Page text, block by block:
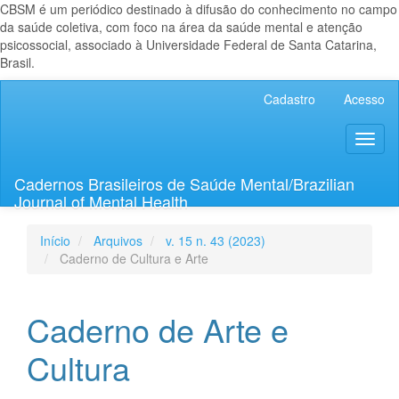
CBSM é um periódico destinado à difusão do conhecimento no campo
da saúde coletiva, com foco na área da saúde mental e atenção
psicossocial, associado à Universidade Federal de Santa Catarina,
Brasil.
Lateral
Cadastro Acesso
Cadernos Brasileiros de Saúde Mental/Brazilian
Journal of Mental Health
Início Arquivos
v. 15 n. 43 (2023)
Caderno de Cultura e Arte
Caderno de Arte e
Cultura